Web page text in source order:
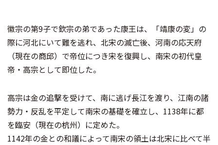
徽宗の第9子で欽宗の弟であった康王は、「靖康の変」の
際に河北にいて難を逃れ、北宋の滅亡後、河南の応天府
（現在の商邱）で帝位につき宋を復興し、南宋の初代皇
帝・高宗として即位した。
高宗は金の追撃を受けて、南に逃げ長江を渡り、江南の諸
勢力・反乱を平定して南宋の基礎を確立し、1138年に都
を臨安（現在の杭州）に定めた。
1142年の金との和議によって南宋の領土は北宋に比べて半